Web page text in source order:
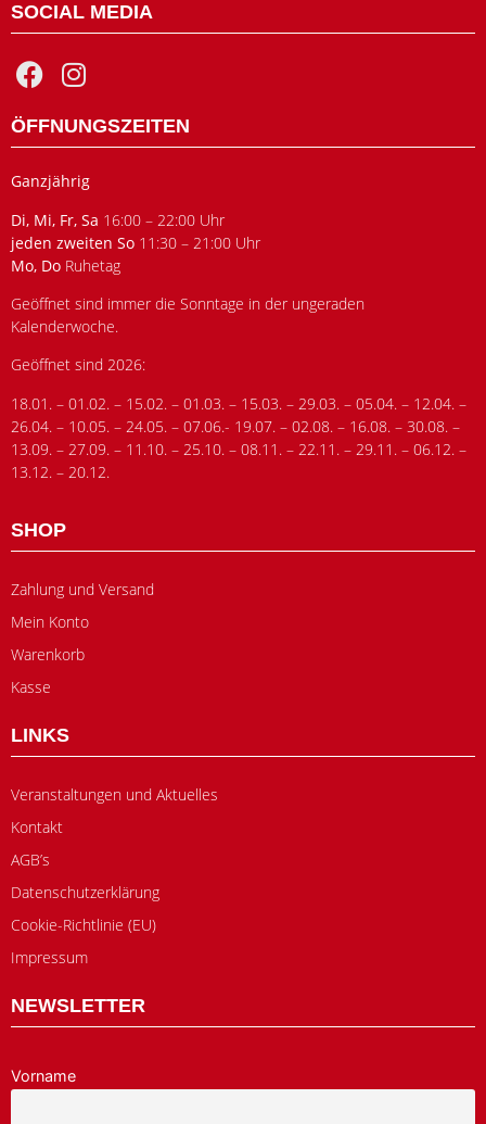
SOCIAL MEDIA
ÖFFNUNGSZEITEN
Ganzjährig
Di, Mi, Fr, Sa 16:00 – 22:00 Uhr
jeden zweiten So 11:30 – 21:00 Uhr
Mo, Do Ruhetag
Geöffnet sind immer die Sonntage in der ungeraden
Kalenderwoche.
Geöffnet sind 2026:
18.01. – 01.02. – 15.02. – 01.03. – 15.03. – 29.03. – 05.04. – 12.04. –
26.04. – 10.05. – 24.05. – 07.06.- 19.07. – 02.08. – 16.08. – 30.08. –
13.09. – 27.09. – 11.10. – 25.10. – 08.11. – 22.11. – 29.11. – 06.12. –
13.12. – 20.12.
SHOP
Zahlung und Versand
Mein Konto
Warenkorb
Kasse
LINKS
Veranstaltungen und Aktuelles
Kontakt
AGB’s
Datenschutzerklärung
Cookie-Richtlinie (EU)
Impressum
NEWSLETTER
Vorname